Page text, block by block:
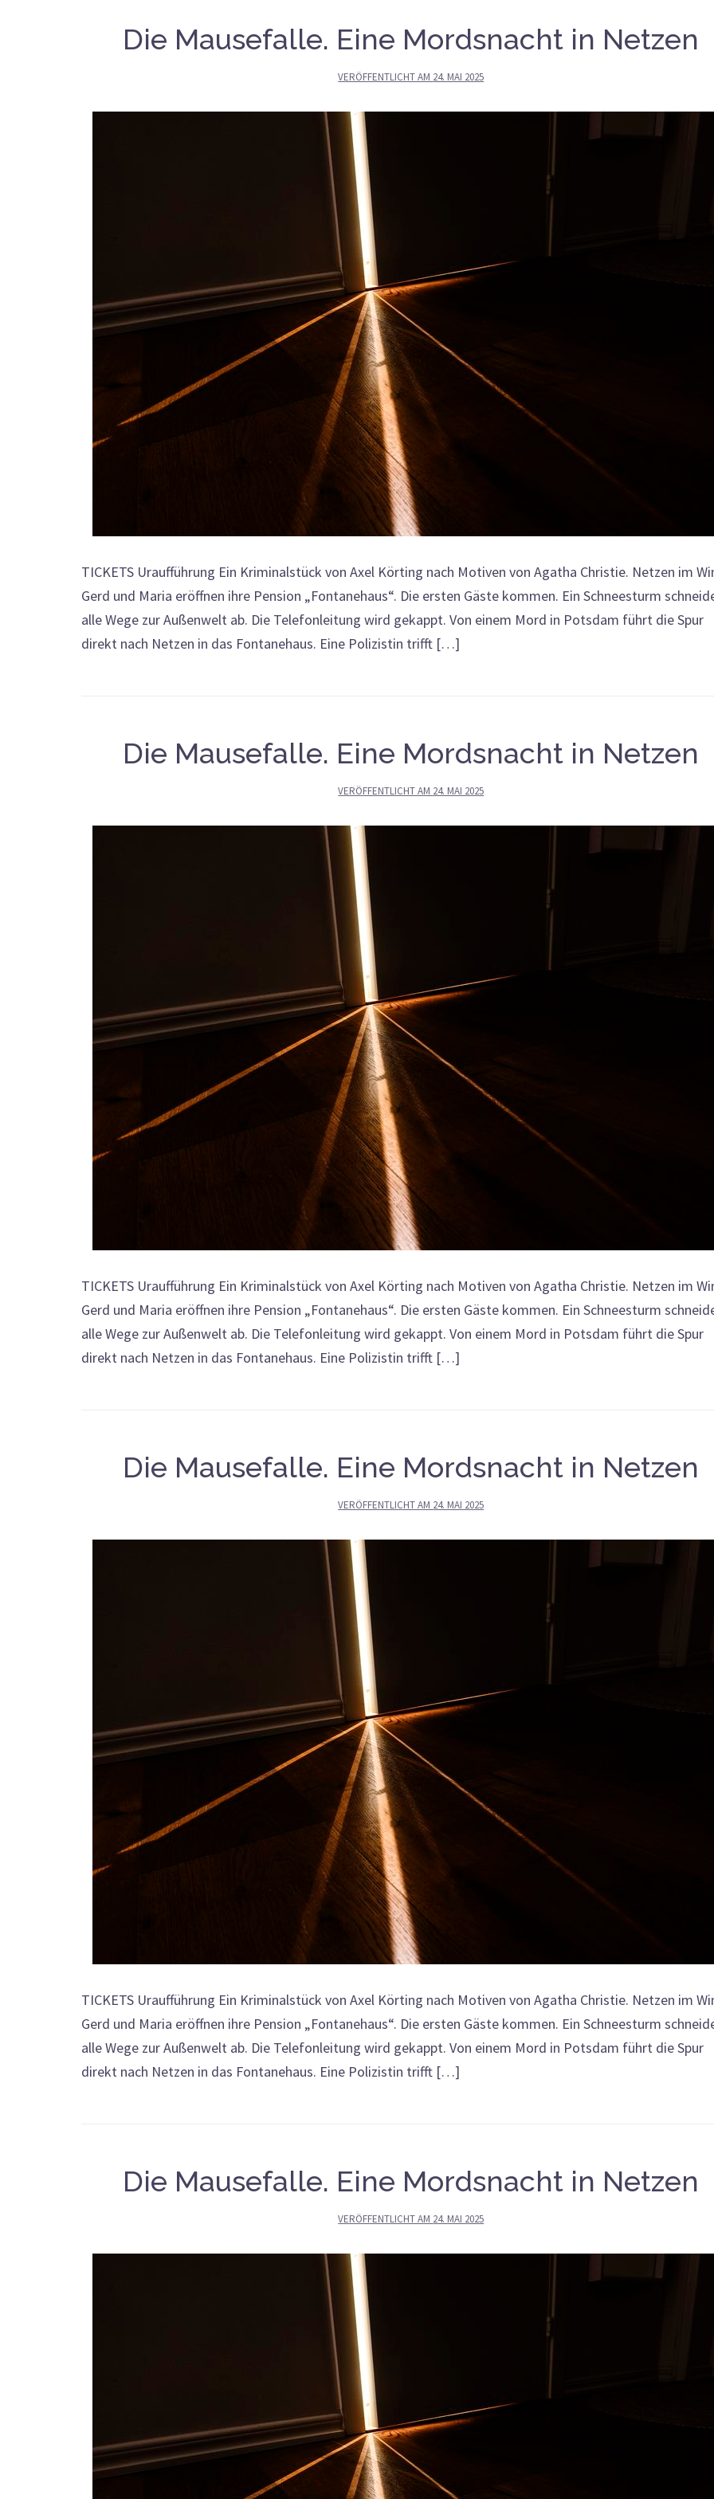
Die Mausefalle. Eine Mordsnacht in Netzen
VERÖFFENTLICHT AM 24. MAI 2025
TICKETS Uraufführung Ein Kriminalstück von Axel Körting nach Motiven von Agatha Christie. Netzen im
Gerd und Maria eröffnen ihre Pension „Fontanehaus“. Die ersten Gäste kommen. Ein Schneesturm
alle Wege zur Außenwelt ab. Die Telefonleitung wird gekappt. Von einem Mord in Potsdam führt die Spur
direkt nach Netzen in das Fontanehaus. Eine Polizistin trifft […]
Die Mausefalle. Eine Mordsnacht in Netzen
VERÖFFENTLICHT AM 24. MAI 2025
TICKETS Uraufführung Ein Kriminalstück von Axel Körting nach Motiven von Agatha Christie. Netzen im
Gerd und Maria eröffnen ihre Pension „Fontanehaus“. Die ersten Gäste kommen. Ein Schneesturm
alle Wege zur Außenwelt ab. Die Telefonleitung wird gekappt. Von einem Mord in Potsdam führt die Spur
direkt nach Netzen in das Fontanehaus. Eine Polizistin trifft […]
Die Mausefalle. Eine Mordsnacht in Netzen
VERÖFFENTLICHT AM 24. MAI 2025
TICKETS Uraufführung Ein Kriminalstück von Axel Körting nach Motiven von Agatha Christie. Netzen im
Gerd und Maria eröffnen ihre Pension „Fontanehaus“. Die ersten Gäste kommen. Ein Schneesturm
alle Wege zur Außenwelt ab. Die Telefonleitung wird gekappt. Von einem Mord in Potsdam führt die Spur
direkt nach Netzen in das Fontanehaus. Eine Polizistin trifft […]
Die Mausefalle. Eine Mordsnacht in Netzen
VERÖFFENTLICHT AM 24. MAI 2025